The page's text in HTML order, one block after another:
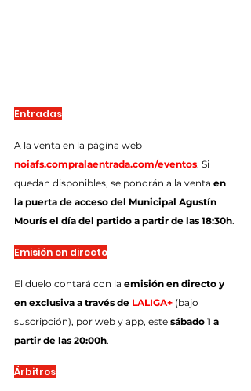
Entradas
A la venta en la página web
noiafs.compralaentrada.com/eventos. Si
quedan disponibles, se pondrán a la venta en
la puerta de acceso del Municipal Agustín
Mourís el día del partido a partir de las 18:30h.
Emisión en directo
El duelo contará con la emisión en directo y
en exclusiva a través de LALIGA+ (bajo
suscripción), por web y app, este sábado 1 a
partir de las 20:00h.
Árbitros